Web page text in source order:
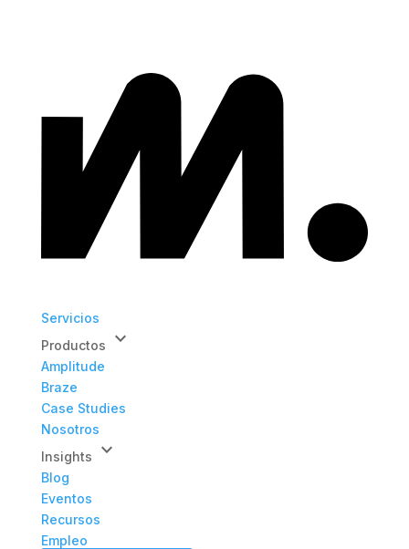
Servicios
Productos
keyboard_arrow_down
Amplitude
Braze
Case Studies
Nosotros
Insights
keyboard_arrow_down
Blog
Eventos
Recursos
Empleo